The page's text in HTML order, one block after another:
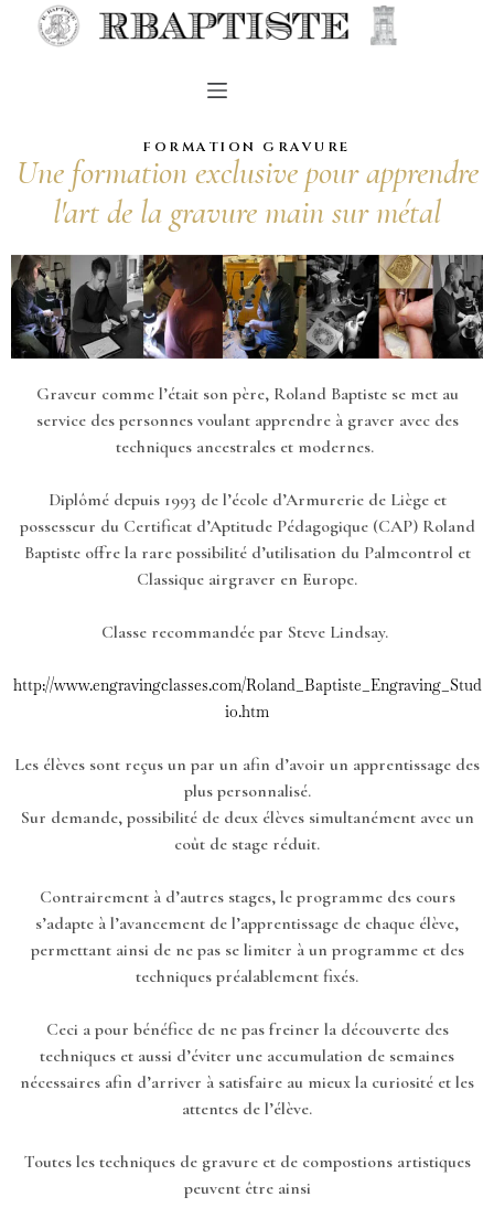
FORMATION GRAVURE
Une formation exclusive pour apprendre
l'art de la gravure main sur métal
Graveur comme l’était son père, Roland Baptiste se met au
service des personnes voulant apprendre à graver avec des
techniques ancestrales et modernes.
Diplômé depuis 1993 de l’école d’Armurerie de Liège et
possesseur du Certificat d’Aptitude Pédagogique (CAP) Roland
Baptiste offre la rare possibilité d’utilisation du Palmcontrol et
Classique airgraver en Europe.
Classe recommandée par Steve Lindsay.
http://www.engravingclasses.com/Roland_Baptiste_Engraving_Stud
io.htm
Les élèves sont reçus un par un afin d’avoir un apprentissage des
plus personnalisé.
Sur demande, possibilité de deux élèves simultanément avec un
coût de stage réduit.
Contrairement à d’autres stages, le programme des cours
s’adapte à l’avancement de l’apprentissage de chaque élève,
permettant ainsi de ne pas se limiter à un programme et des
techniques préalablement fixés.
Ceci a pour bénéfice de ne pas freiner la découverte des
techniques et aussi d’éviter une accumulation de semaines
nécessaires afin d’arriver à satisfaire au mieux la curiosité et les
attentes de l’élève.
Toutes les techniques de gravure et de compostions artistiques
peuvent être ainsi